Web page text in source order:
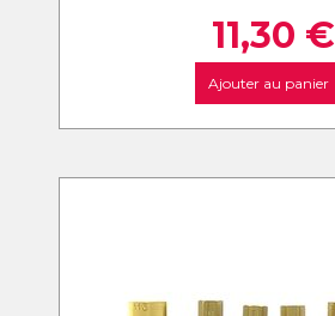
11,30 €
Ajouter au panier